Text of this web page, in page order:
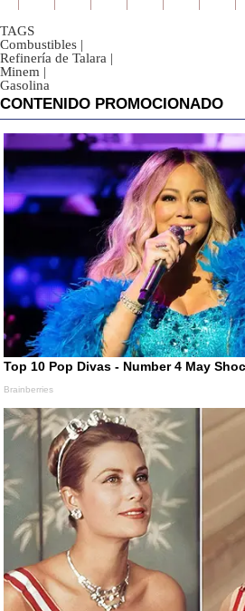
TAGS
Combustibles |
Refinería de Talara |
Minem |
Gasolina